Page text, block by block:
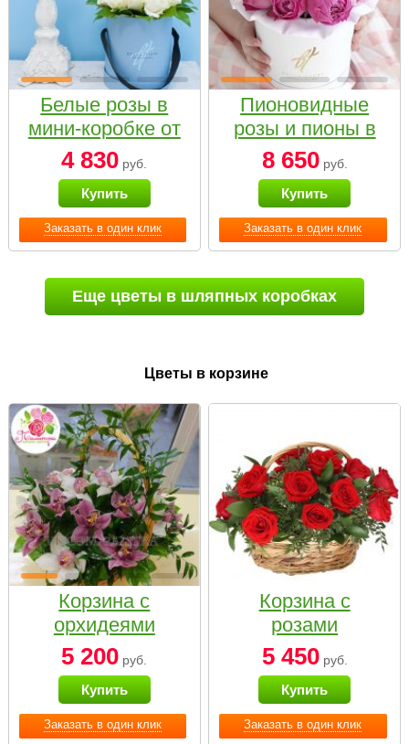
Заказать в один клик
Белые розы в
мини-коробке от
Bella Fiori
4 830 руб.
Купить
Заказать в один клик
Пионовидные
розы и пионы в
белой коробке
Small
8 650руб.
Купить
Еще цветы в шляпных коробках
Цветы в корзине
Заказать в один клик
Корзина с
орхидеями
малая
5 200 руб.
Купить
Заказать в один клик
Корзина с
розами
«Красный
Париж»
5 450руб.
Купить